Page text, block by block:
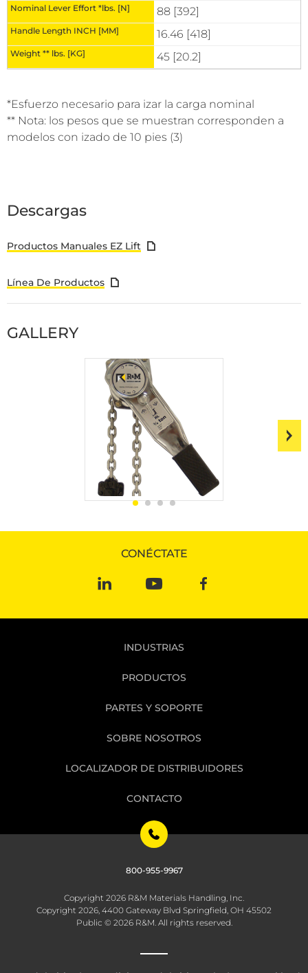
88 [392]
16.46 [418]
45 [20.2]
*Esfuerzo necesario para izar la carga nominal
** Nota: los pesos que se muestran corresponden a
modelos con izado de 10 pies (3)
Descargas
Productos Manuales EZ Lift
Línea De Productos
GALLERY
CONÉCTATE
INDUSTRIAS
PRODUCTOS
PARTES Y SOPORTE
SOBRE NOSOTROS
LOCALIZADOR DE DISTRIBUIDORES
CONTACTO
800-955-9967
Copyright 2026 R&M Materials Handling, Inc.
Copyright 2026, 4400 Gateway Blvd Springfield, OH 45502
Public © 2026 R&M. All rights reserved.